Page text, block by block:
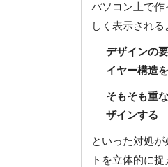
パソコン上で作
しく表示される
デザインの
イヤー構造
そもそも重
ザインする
といった対処
トを立体的に捉